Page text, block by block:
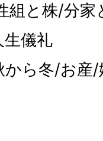
株/分家
儀礼
冬/お産/